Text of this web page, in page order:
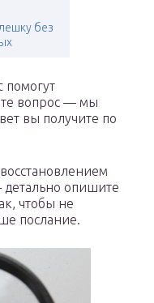
без
помогут
вопрос — мы
вы получите по
опишите
чтобы не
послание.